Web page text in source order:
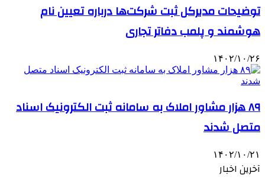
توضیحات مدیرکل ثبت شرکت‌ها درباره تعیین نام
هوشمند و پلمب دفاتر تجاری
۱۴۰۲/۱۰/۲۶
۸۹ هزار مشاور املاک به سامانه ثبت الکترونیک اسناد
متصل شدند
۱۴۰۲/۱۰/۲۱
آخرین اخبار